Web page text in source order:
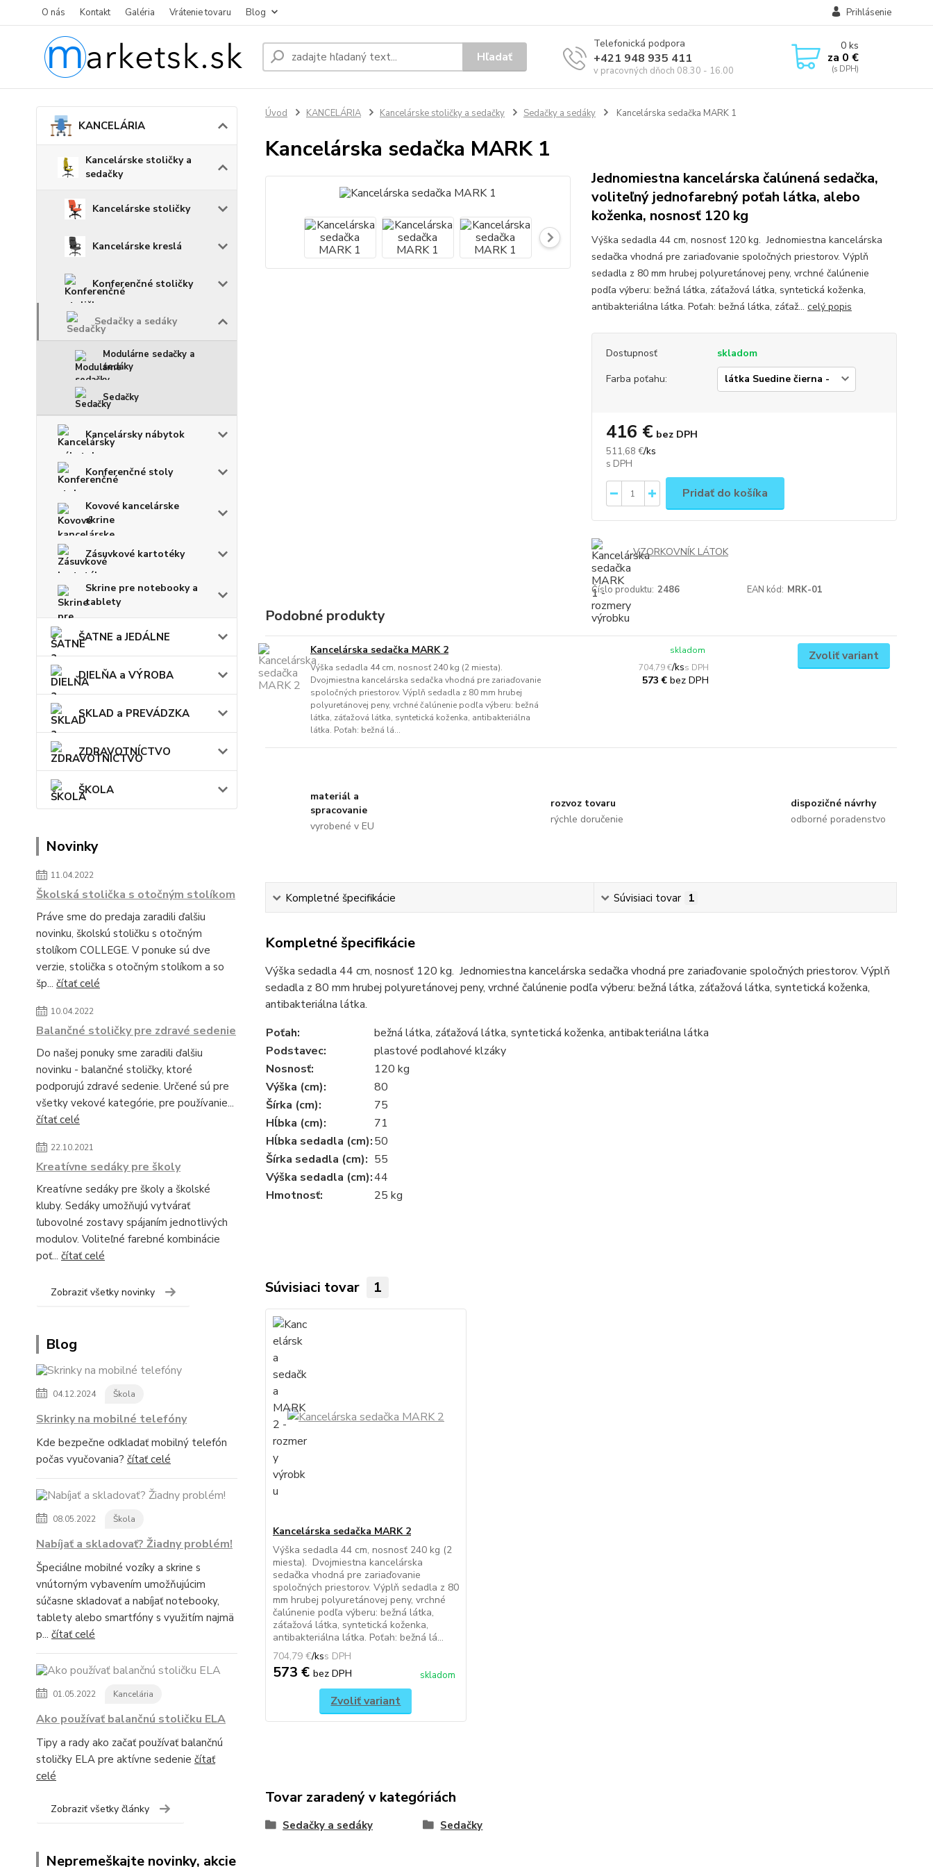
O nás Kontakt Galéria Vrátenie tovaru Blog Prihlásenie
Hľadať
Telefonická podpora
+421 948 935 411
v pracovných dňoch 08.30 - 16.00
0ks
za 0 €
KANCELÁRIA
Kancelárske stoličky a
sedačky
Kancelárske stoličky
Kancelárske kreslá
Konferenčné stoličky
Sedačky a sedáky
Modulárne sedačky a
sedáky
Sedačky
Kancelársky nábytok
Konferenčné stoly
Kovové kancelárske
skrine
Zásuvkové kartotéky
Skrine pre notebooky a
tablety
ŠATNE a JEDÁLNE
DIELŇA a VÝROBA
SKLAD a PREVÁDZKA
ZDRAVOTNÍCTVO
ŠKOLA
Novinky
11.04.2022
Školská stolička s otočným stolíkom
Práve sme do predaja zaradili ďalšiu
novinku, školskú stoličku s otočným
stolíkom COLLEGE. V ponuke sú dve
verzie, stolička s otočným stolíkom a so
šp... čítať celé
10.04.2022
Balančné stoličky pre zdravé sedenie
Do našej ponuky sme zaradili ďalšiu
novinku - balančné stoličky, ktoré
podporujú zdravé sedenie. Určené sú pre
všetky vekové kategórie, pre používanie...
čítať celé
22.10.2021
Kreatívne sedáky pre školy
Kreatívne sedáky pre školy a školské
kluby. Sedáky umožňujú vytvárať
ľubovolné zostavy spájaním jednotlivých
modulov. Voliteľné farebné kombinácie
poť... čítať celé
Zobraziť všetky novinky
Blog
04.12.2024 Škola
Skrinky na mobilné telefóny
Kde bezpečne odkladať mobilný telefón
počas vyučovania? čítať celé
08.05.2022 Škola
Nabíjať a skladovať? Žiadny problém!
Špeciálne mobilné vozíky a skrine s
vnútorným vybavením umožňujúcim
súčasne skladovať a nabíjať notebooky,
tablety alebo smartfóny s využitím najmä
p... čítať celé
01.05.2022 Kancelária
Ako používať balančnú stoličku ELA
Tipy a rady ako začať používať balančnú
stoličky ELA pre aktívne sedenie čítať
celé
Zobraziť všetky články
Nepremeškajte novinky, akcie
Úvod KANCELÁRIA Kancelárske stoličky a sedačky Sedačky a sedáky Kancelárska sedačka MARK 1
Kancelárska sedačka MARK 1
Jednomiestna kancelárska čalúnená sedačka,
voliteľný jednofarebný poťah látka, alebo
koženka, nosnosť 120 kg
Výška sedadla 44 cm, nosnosť 120 kg. Jednomiestna kancelárska
sedačka vhodná pre zariaďovanie spoločných priestorov. Výplň
sedadla z 80 mm hrubej polyuretánovej peny, vrchné čalúnenie
podľa výberu: bežná látka, záťažová látka, syntetická koženka,
antibakteriálna látka. Poťah: bežná látka, záťaž... celý popis
Dostupnosť
skladom
Farba poťahu:
511,68 €/ks
416 € bez DPH
Pridať do košíka
VZORKOVNÍK LÁTOK
Číslo produktu: 2486 EAN kód: MRK-01
Podobné produkty
Kancelárska sedačka MARK 2
Výška sedadla 44 cm, nosnosť 240 kg (2 miesta).
Dvojmiestna kancelárska sedačka vhodná pre zariaďovanie
spoločných priestorov. Výplň sedadla z 80 mm hrubej
polyuretánovej peny, vrchné čalúnenie podľa výberu: bežná
látka, záťažová látka, syntetická koženka, antibakteriálna
látka. Poťah: bežná lá...
704,79 €/ks
573 €bez DPH
skladom Zvoliť variant
materiál a
spracovanie
vyrobené v EU
rozvoz tovaru
rýchle doručenie
dispozičné návrhy
odborné poradenstvo
Kompletné špecifikácie Súvisiaci tovar 1
Kompletné špecifikácie
Výška sedadla 44 cm, nosnosť 120 kg. Jednomiestna kancelárska sedačka vhodná pre zariaďovanie spoločných priestorov. Výplň
sedadla z 80 mm hrubej polyuretánovej peny, vrchné čalúnenie podľa výberu: bežná látka, záťažová látka, syntetická koženka,
antibakteriálna látka.
Poťah:
bežná látka, záťažová látka, syntetická koženka, antibakteriálna látka
Podstavec:
plastové podlahové klzáky
Nosnosť:
120 kg
Výška (cm):
80
Šírka (cm):
75
Hĺbka (cm):
71
Hĺbka sedadla (cm):50
Šírka sedadla (cm): 55
Výška sedadla (cm):44
Hmotnosť:
25 kg
Súvisiaci tovar 1
Kancelárska sedačka MARK 2
Výška sedadla 44 cm, nosnosť 240 kg (2
miesta). Dvojmiestna kancelárska
sedačka vhodná pre zariaďovanie
spoločných priestorov. Výplň sedadla z 80
mm hrubej polyuretánovej peny, vrchné
čalúnenie podľa výberu: bežná látka,
záťažová látka, syntetická koženka,
antibakteriálna látka. Poťah: bežná lá...
704,79 €/ks
573 € bez DPH skladom
Zvoliť variant
Tovar zaradený v kategóriách
Sedačky a sedáky Sedačky